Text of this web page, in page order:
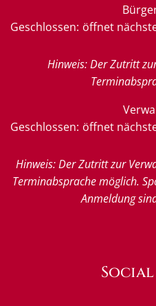
Klicken, um weitere
Geschlossen: öffnet
Hinweis: Der Zutritt
Klicken, um weitere
Geschlossen: öffnet
Hinweis: Der Zutritt zur
Terminabsprache möglich.
Anmeldung